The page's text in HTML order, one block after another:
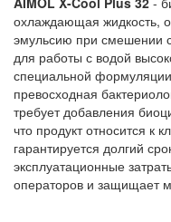
охлаждающая жидкость,
эмульсию при смешении
для работы с водой
специальной
превосходная
требует добавления
что продукт относится к
гарантируется долгий
эксплуатационные
операторов и защищает